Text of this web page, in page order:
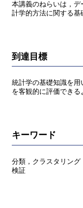
本講義のねらいは，
計学的方法に関する基
到達目標
統計学の基礎知識を
を客観的に評価できる
キーワード
分類，クラスタリン
検証